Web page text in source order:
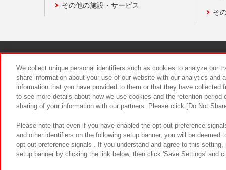
その他の施設・サービス
そ
食品のご
We collect unique personal identifiers such as cookies to analyze our
share information about your use of our website with our analytics and
information that you have provided to them or that they have
to see more details about how we use cookies and the retention
sharing of your information with our partners. Please click [Do Not
Please note that even if you have enabled the opt-out preference
and other identifiers on the following setup banner, you will be
opt-out preference signals . If you understand and agree to this
setup banner by clicking the link below, then click 'Save Settings' and